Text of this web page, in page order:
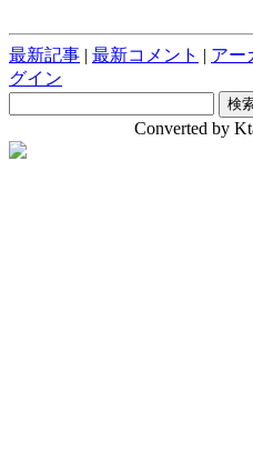
最新記事 | 最新コメント | アー
グイン
Converted by